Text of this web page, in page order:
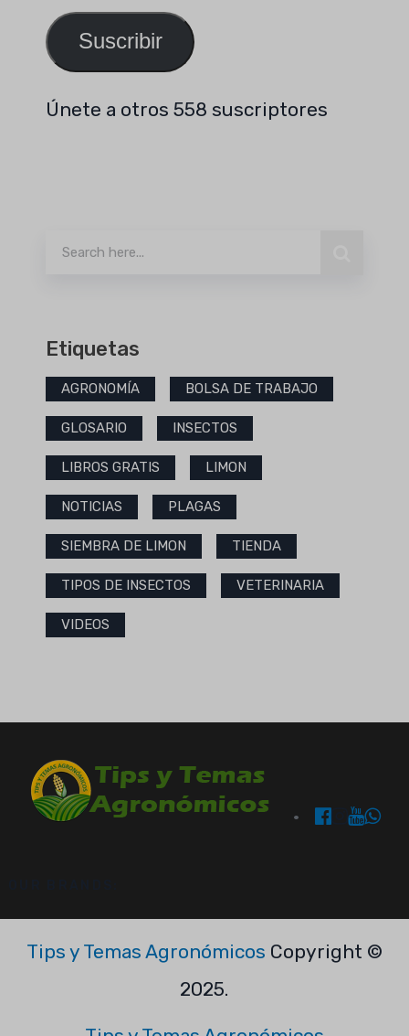
Suscribir
Únete a otros 558 suscriptores
Etiquetas
AGRONOMÍA BOLSA DE TRABAJO
GLOSARIO INSECTOS
LIBROS GRATIS LIMON
NOTICIAS PLAGAS
SIEMBRA DE LIMON TIENDA
TIPOS DE INSECTOS VETERINARIA
VIDEOS
Tips y Temas Agronómicos Copyright ©
2025.